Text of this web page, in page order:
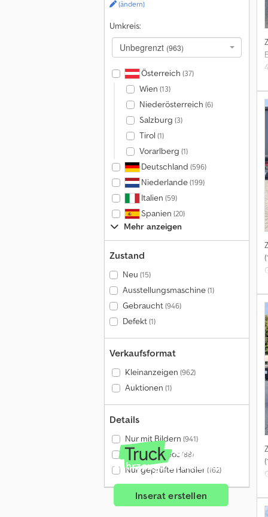
(ändern)
Umkreis:
Unbegrenzt (963)
Österreich (37)
Wien (13)
Niederösterreich (6)
Salzburg (3)
Tirol (1)
Vorarlberg (1)
Deutschland (596)
Niederlande(199)
Italien (59)
Spanien (20)
Mehr anzeigen
Zustand
Neu (15)
Ausstellungsmaschine(1)
Gebraucht(946)
Defekt(1)
Verkaufsformat
Kleinanzeigen (962)
Auktionen (1)
Details
Nur mit Bildern (941)
Nur mit Videos (88)
Nur geprüfte Händler(162)
Fahrzeug zu verkaufen?
Inserat erstellen